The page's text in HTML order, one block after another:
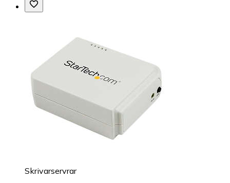
Skrivarservrar